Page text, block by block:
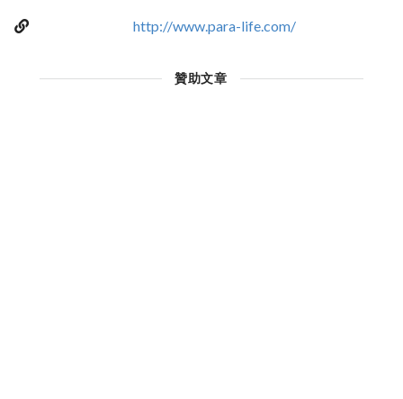
http://www.para-life.com/
贊助文章